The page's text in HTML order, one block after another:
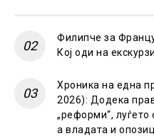
Филипче за
Кој оди на
Хроника на една
2026): Додека
„реформи“, луѓето
а владата и